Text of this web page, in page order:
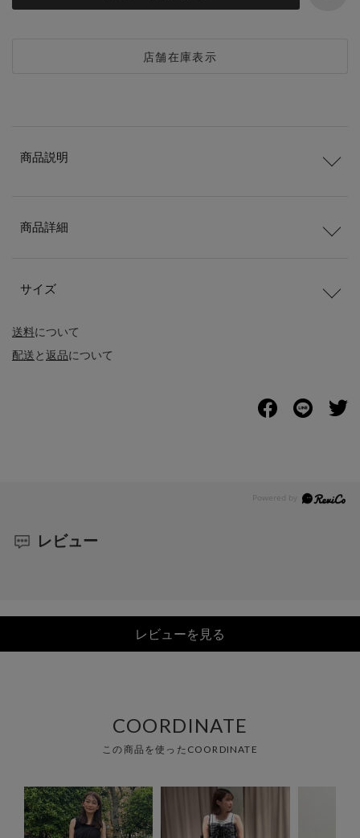
店舗在庫表示
送料について
配送と返品について
商品説明
商品詳細
サイズ
レビュー
レビューを見る
COORDINATE
この商品を使ったCOORDINATE